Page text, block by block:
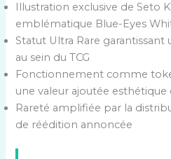
Illustration exclusive de Seto
emblématique Blue-Eyes
Statut Ultra Rare
au sein du TCG
Fonctionnement comme
une valeur ajoutée esthétique
Rareté amplifiée par la
de réédition annoncée